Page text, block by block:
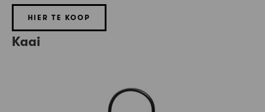
HIER TE KOOP
Kaai